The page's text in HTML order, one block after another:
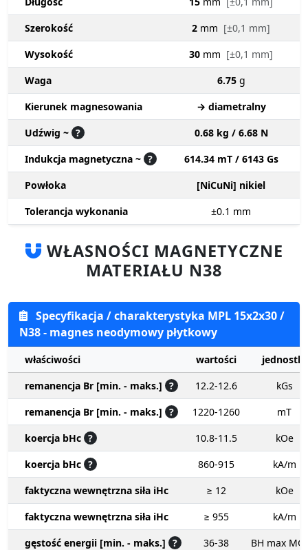
Szerokość
2 mm [±0,1 mm]
Wysokość
30 mm [±0,1 mm]
Waga
6.75 g
Kierunek magnesowania
→ diametralny
Udźwig ~ ?
0.68 kg / 6.68 N
Indukcja magnetyczna ~ ?
614.34 mT / 6143 Gs
Powłoka
[NiCuNi] nikiel
Tolerancja wykonania
±0.1 mm
WŁASNOŚCI MAGNETYCZNE
MATERIAŁU N38
Specyfikacja / charakterystyka MPL 15x2x30 /
N38 - magnes neodymowy płytkowy
właściwości wartości
jednostki
remanencja Br [min. - maks.] ? 12.2-12.6
kGs
remanencja Br [min. - maks.] ? 1220-1260
mT
koercja bHc ? 10.8-11.5
kOe
koercja bHc ? 860-915
kA/m
faktyczna wewnętrzna siła iHc
≥ 12
kOe
faktyczna wewnętrzna siła iHc
≥ 955
kA/m
gęstość energii [min. - maks.] ? 36-38
BH max